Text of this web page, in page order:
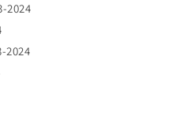
2024
2024